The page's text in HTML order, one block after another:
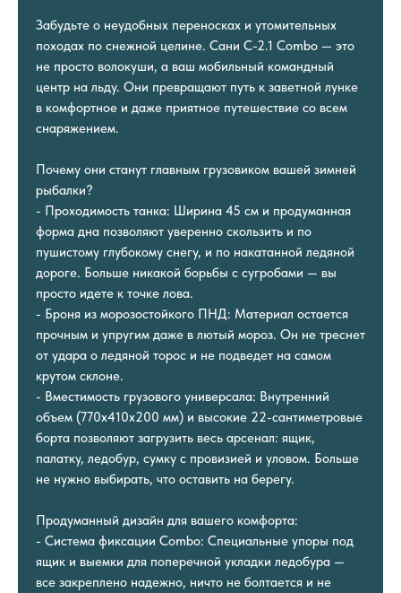
Забудьте о неудобных переносках и утомительных
походах по снежной целине. Сани C-2.1 Combo — это
не просто волокуши, а ваш мобильный командный
центр на льду. Они превращают путь к заветной лунке
в комфортное и даже приятное путешествие со всем
снаряжением.
Почему они станут главным грузовиком вашей зимней
рыбалки?
- Проходимость танка: Ширина 45 см и продуманная
форма дна позволяют уверенно скользить и по
пушистому глубокому снегу, и по накатанной ледяной
дороге. Больше никакой борьбы с сугробами — вы
просто идете к точке лова.
- Броня из морозостойкого ПНД: Материал остается
прочным и упругим даже в лютый мороз. Он не треснет
от удара о ледяной торос и не подведет на самом
крутом склоне.
- Вместимость грузового универсала: Внутренний
объем (770x410x200 мм) и высокие 22-сантиметровые
борта позволяют загрузить весь арсенал: ящик,
палатку, ледобур, сумку с провизией и уловом. Больше
не нужно выбирать, что оставить на берегу.
Продуманный дизайн для вашего комфорта:
- Система фиксации Combo: Специальные упоры под
ящик и выемки для поперечной укладки ледобура —
все закреплено надежно, ничто не болтается и не